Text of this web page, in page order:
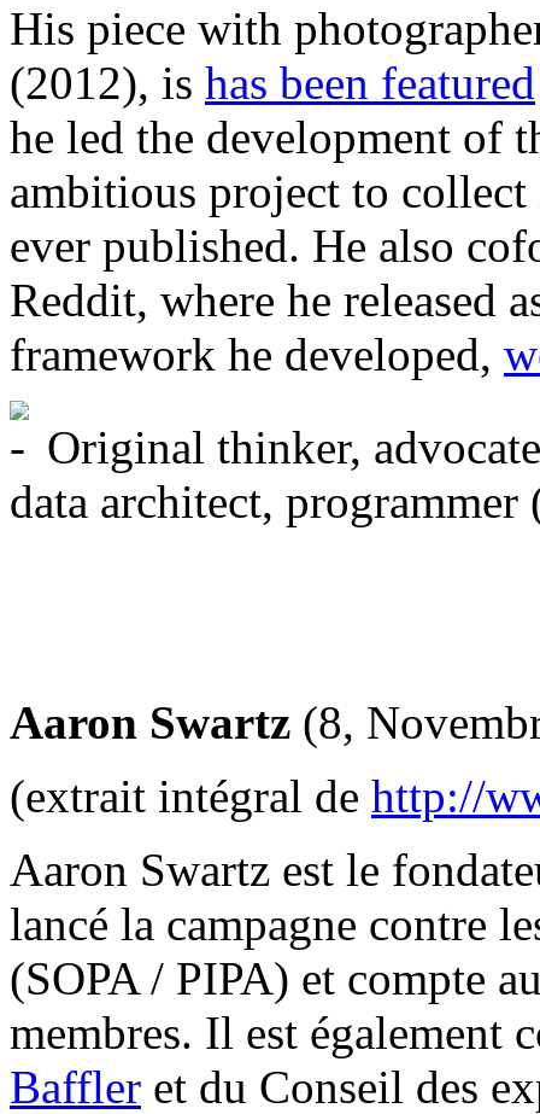
His piece with
(2012), is has been featured
he led the development of
ambitious project to
ever published. He also
Reddit, where he released
framework he developed,
Original thinker,
data architect, programmer
Aaron Swartz (8,
(extrait intégral de http://
Aaron Swartz est le
lancé la campagne contre
(SOPA / PIPA) et compte
membres. Il est également
Baffler et du Conseil des